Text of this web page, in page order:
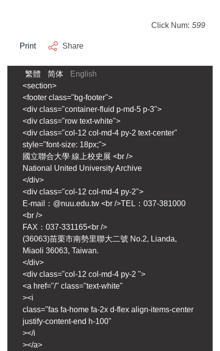
Click Num: 599
Print Share
繁體 简体
English
<section>
<footer class="bg-footer">
<div class="container-fluid p-md-5 p-3">
<div class="row text-white">
<div class="col-12 col-md-4 py-2 text-center"
style="font-size: 18px;">
國立聯合大學 線上校史展 <br />
National United University Archive
</div>
<div class="col-12 col-md-4 py-2">
E-mail：@nuu.edu.tw <br />TEL：037-381000
<br />
FAX：037-331165<br />
(36063)苗栗市南勢里聯大二號 No.2, Lianda,
Miaoli 36063, Taiwan.
</div>
<div class="col-12 col-md-4 py-2 ">
<a href="/" class="text-white"
><i
class="fas fa-home fa-2x d-flex align-items-center
justify-content-end h-100"
></i
></a>